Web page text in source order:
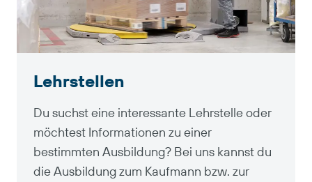
Lehrstellen
Du suchst eine interessante Lehrstelle oder
möchtest Informationen zu einer
bestimmten Ausbildung? Bei uns kannst du
die Ausbildung zum Kaufmann bzw. zur